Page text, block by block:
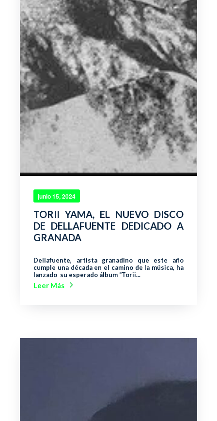
junio 15, 2024
TORII YAMA, EL NUEVO DISCO
DE DELLAFUENTE DEDICADO A
GRANADA
Dellafuente, artista granadino que este año
cumple una década en el camino de la música, ha
lanzado su esperado álbum “Torii...
Leer Más